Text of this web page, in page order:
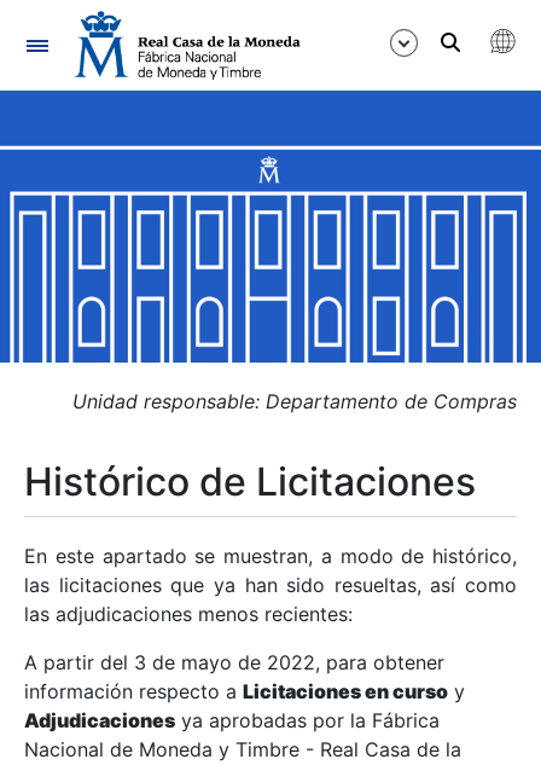
Navegación
Mostrar/Ocultar
Mostrar/Ocultar
Mostrar/Ocultar
Mostrar/Ocultar
Mostrar/Ocultar
Mostrar/Ocultar
Unidad responsable: Departamento de Compras
Histórico de Licitaciones
En este apartado se muestran, a modo de histórico,
las licitaciones que ya han sido resueltas, así como
las adjudicaciones menos recientes:
A partir del 3 de mayo de 2022, para obtener
información respecto a Licitaciones en curso y
Adjudicaciones ya aprobadas por la Fábrica
Nacional de Moneda y Timbre - Real Casa de la